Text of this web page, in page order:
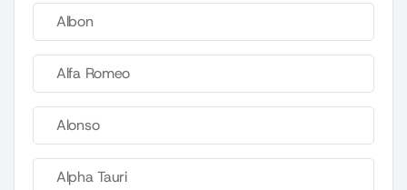
Albon
Alfa Romeo
Alonso
Alpha Tauri